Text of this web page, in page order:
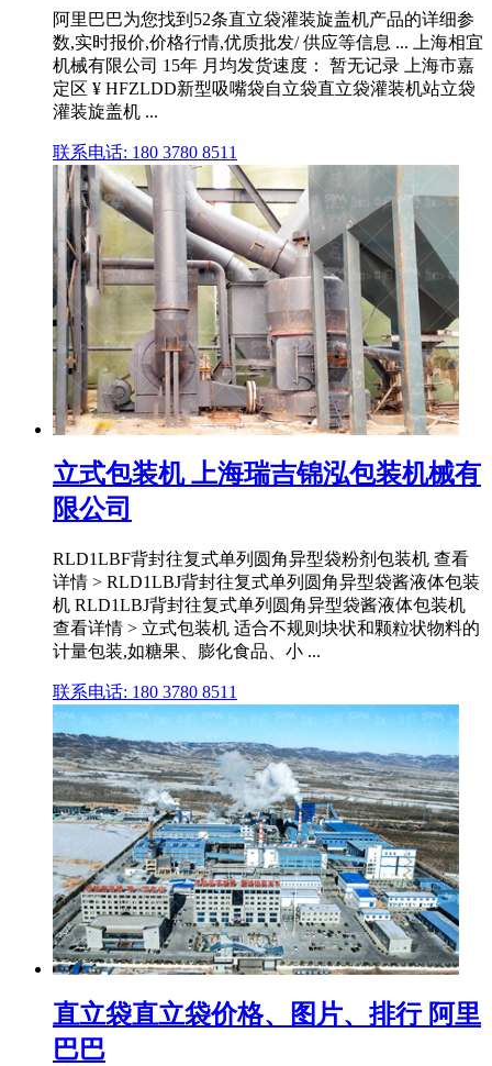
阿里巴巴为您找到52条直立袋灌装旋盖机产品的详细参
数,实时报价,价格行情,优质批发/ 供应等信息 ... 上海相宜
机械有限公司 15年 月均发货速度： 暂无记录 上海市嘉
定区 ¥ HFZLDD新型吸嘴袋自立袋直立袋灌装机站立袋
灌装旋盖机 ...
联系电话: 180 3780 8511
立式包装机 上海瑞吉锦泓包装机械有
限公司
RLD1LBF背封往复式单列圆角异型袋粉剂包装机 查看
详情 > RLD1LBJ背封往复式单列圆角异型袋酱液体包装
机 RLD1LBJ背封往复式单列圆角异型袋酱液体包装机
查看详情 > 立式包装机 适合不规则块状和颗粒状物料的
计量包装,如糖果、膨化食品、小 ...
联系电话: 180 3780 8511
直立袋直立袋价格、图片、排行 阿里
巴巴